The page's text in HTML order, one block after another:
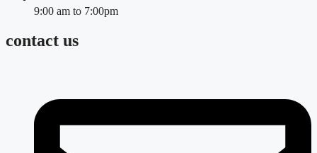
9:00 am to 7:00pm
contact us